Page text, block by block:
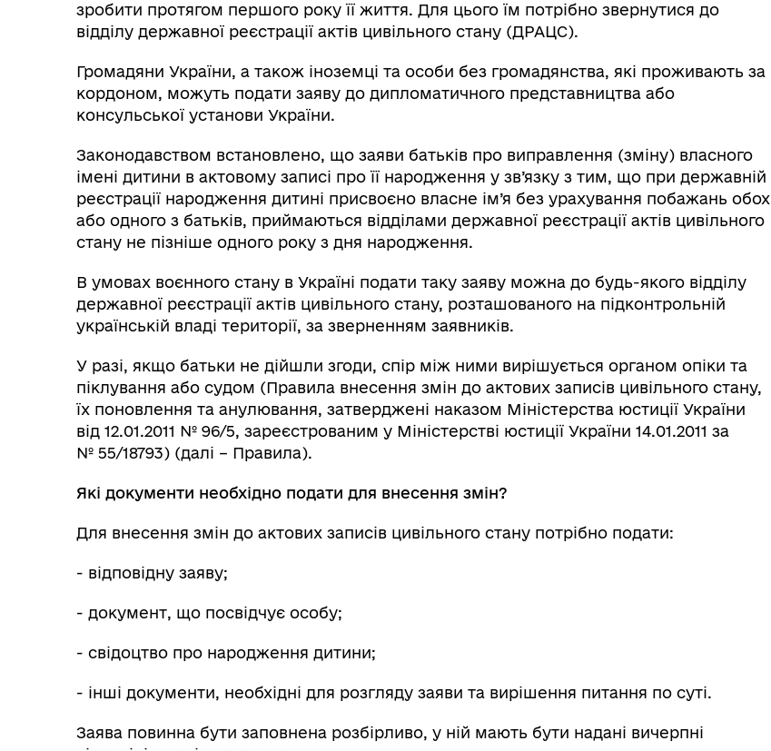
зробити протягом першого року її життя. Для цього їм потрібно звернутися до
відділу державної реєстрації актів цивільного стану (ДРАЦС).
Громадяни України, а також іноземці та особи без громадянства, які проживають за
кордоном, можуть подати заяву до дипломатичного представництва або
консульської установи України.
Законодавством встановлено, що заяви батьків про виправлення (зміну) власного
імені дитини в актовому записі про її народження у зв’язку з тим, що при державній
реєстрації народження дитині присвоєно власне ім’я без урахування побажань обох
або одного з батьків, приймаються відділами державної реєстрації актів цивільного
стану не пізніше одного року з дня народження.
В умовах воєнного стану в Україні подати таку заяву можна до будь-якого відділу
державної реєстрації актів цивільного стану, розташованого на підконтрольній
українській владі території, за зверненням заявників.
У разі, якщо батьки не дійшли згоди, спір між ними вирішується органом опіки та
піклування або судом (Правила внесення змін до актових записів цивільного стану,
їх поновлення та анулювання, затверджені наказом Міністерства юстиції України
від 12.01.2011 № 96/5, зареєстрованим у Міністерстві юстиції України 14.01.2011 за
№ 55/18793) (далі – Правила).
Які документи необхідно подати для внесення змін?
Для внесення змін до актових записів цивільного стану потрібно подати:
- відповідну заяву;
- документ, що посвідчує особу;
- свідоцтво про народження дитини;
- інші документи, необхідні для розгляду заяви та вирішення питання по суті.
Заява повинна бути заповнена розбірливо, у ній мають бути надані вичерпні